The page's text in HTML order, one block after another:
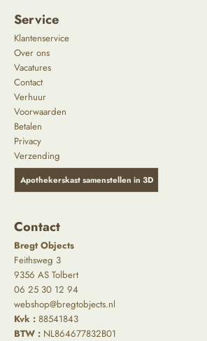
Service
Klantenservice
Over ons
Vacatures
Contact
Verhuur
Voorwaarden
Betalen
Privacy
Verzending
Apothekerskast samenstellen in 3D
Contact
Bregt Objects
Feithsweg 3
9356 AS Tolbert
06 25 30 12 94
webshop@bregtobjects.nl
Kvk : 88541843
BTW : NL864677832B01